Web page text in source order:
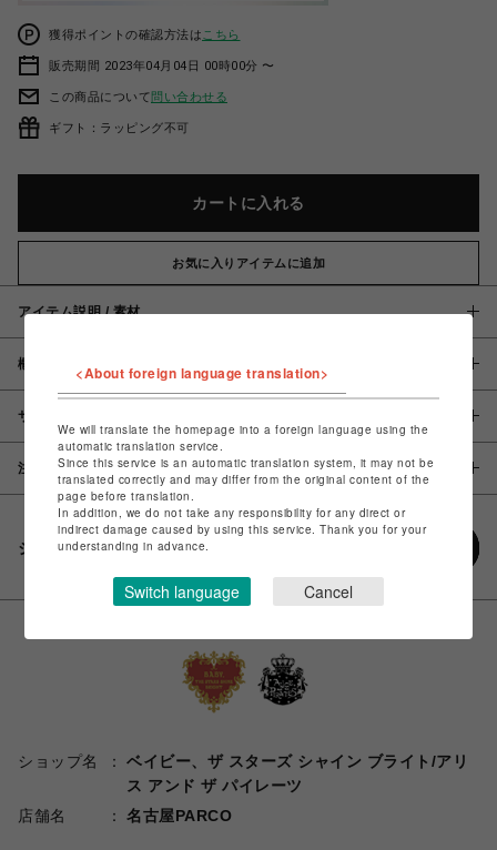
獲得ポイントの確認方法は こちら
販売期間 2023年04月04日 00時00分 〜
この商品について問い合わせる
ギフト：ラッピング不可
カートに入れる
お気に入りアイテムに追加
アイテム説明 / 素材
概要
サイズ
注意事項
シェアする
ショップ名
ベイビー、ザ スターズ シャイン ブライト/アリ
ス アンド ザ パイレーツ
店舗名
名古屋PARCO
<About foreign language translation>
We will translate the homepage into a foreign language using the
automatic translation service.
Since this service is an automatic translation system, it may not be
translated correctly and may differ from the original content of the
page before translation.
In addition, we do not take any responsibility for any direct or
indirect damage caused by using this service. Thank you for your
understanding in advance.
Switch language Cancel